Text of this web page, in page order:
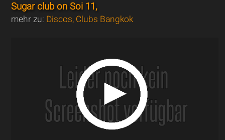
Sugar club on Soi 11,
mehr zu: Discos, Clubs Bangkok